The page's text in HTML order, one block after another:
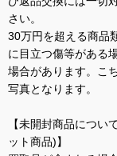
さい。
30万円を超える商品
に目立つ傷等がある
場合があります。こ
写真となります。
【未開封商品につい
ット商品)】